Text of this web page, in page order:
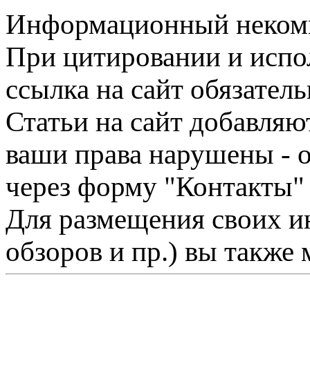
Информационный
При цитировании и
ссылка на сайт
Статьи на сайт
ваши права нарушены -
через форму "Контакты"
Для размещения своих
обзоров и пр.) вы также